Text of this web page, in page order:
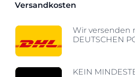
Versandkosten
Wir versenden
DEUTSCHEN
KEIN